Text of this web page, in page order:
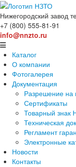
Нижегородский завод
+7 (800) 555-81-91
info@nnzto.ru
Каталог
О компании
Фотогалерея
Документация
Разрешение
Сертификаты
Товарный знак
Техническая
Регламент
Электронные
Новости
Контакты